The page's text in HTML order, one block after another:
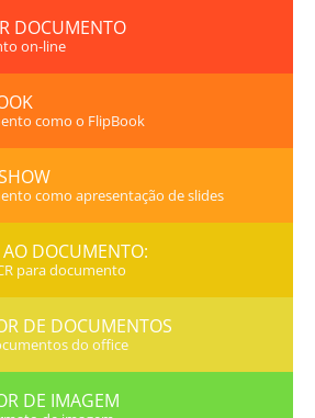
DOCUMENTO
on-line
como o FlipBook
como apresentação de slides
DOCUMENTO:
para documento
DE DOCUMENTOS
do office
DE IMAGEM